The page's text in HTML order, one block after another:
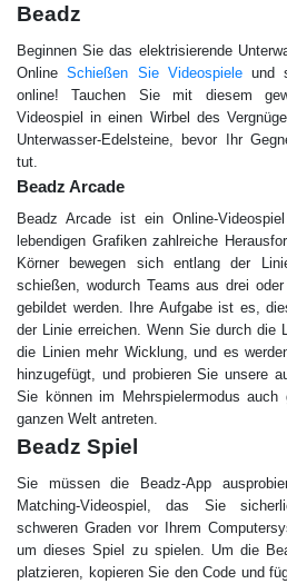
Beadz
Beginnen Sie das elektrisierende
Online Schießen Sie Videospieleund
online! Tauchen Sie mit diesem
Videospiel in einen Wirbel des
Unterwasser-Edelsteine, bevor Ihr
tut.
Beadz Arcade
Beadz Arcade ist ein Online-
lebendigen Grafiken zahlreiche
Körner bewegen sich entlang der
schießen, wodurch Teams aus drei
gebildet werden. Ihre Aufgabe ist es,
der Linie erreichen. Wenn Sie durch die
die Linien mehr Wicklung, und es
hinzugefügt, und probieren Sie unsere
Sie können im Mehrspielermodus
ganzen Welt antreten.
Beadz Spiel
Sie müssen die Beadz-App
Matching-Videospiel, das Sie
schweren Graden vor Ihrem
um dieses Spiel zu spielen. Um die
platzieren, kopieren Sie den Code und